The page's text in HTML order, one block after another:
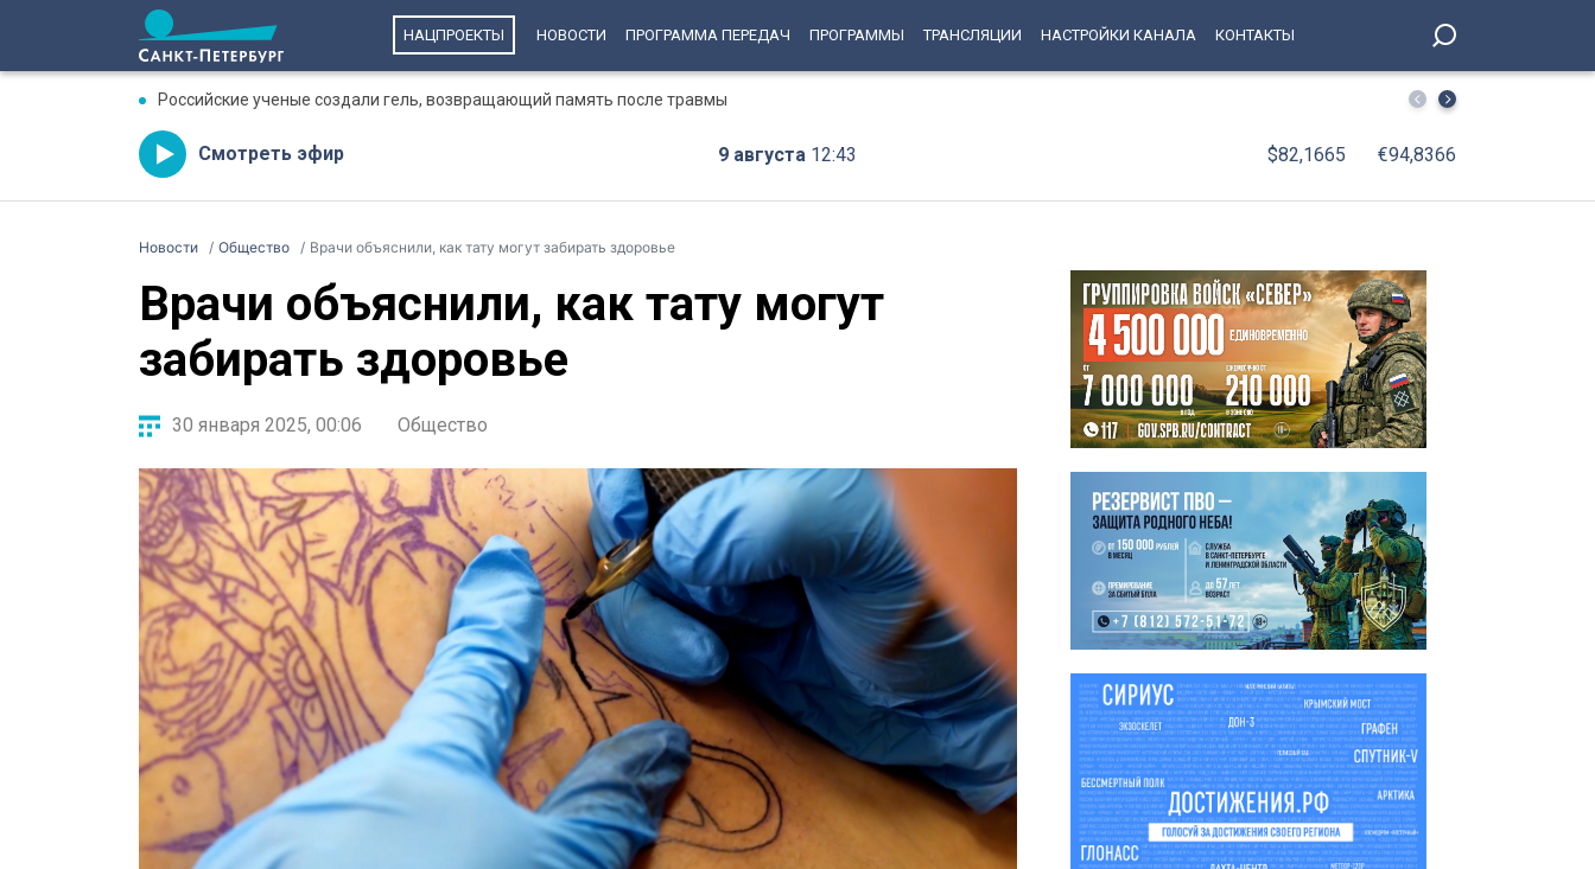
НАЦПРОЕКТЫ НОВОСТИ ПРОГРАММА ПЕРЕДАЧ ПРОГРАММЫ ТРАНСЛЯЦИИ НАСТРОЙКИ КАНАЛА КОНТАКТЫ
Российские ученые создали гель, возвращающий память после травмы Поймали за день: рецидивист отобрал телефон у 69-
Смотреть эфир 9 августа 12:43 $82,1665 €94,8366
Новости Общество Врачи объяснили, как тату могут забирать здоровье
Врачи объяснили, как тату могут
забирать здоровье
30 января 2025, 00:06 Общество